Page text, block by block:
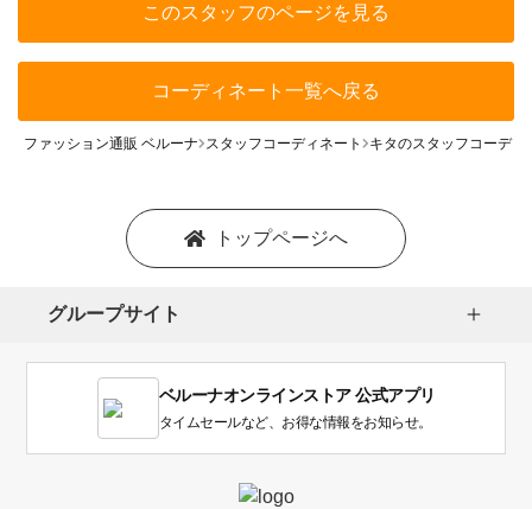
このスタッフのページを見る
コーディネート一覧へ戻る
ファッション通販 ベルーナ スタッフコーディネート キタのスタッフコーディ
トップページへ
グループサイト
ベルーナオンラインストア 公式アプリ
タイムセールなど、お得な情報をお知らせ。